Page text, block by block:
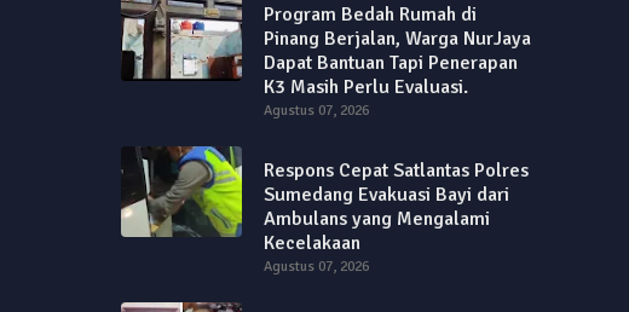
Program Bedah Rumah di
Pinang Berjalan, Warga NurJaya
Dapat Bantuan Tapi Penerapan
K3 Masih Perlu Evaluasi.
Agustus 07, 2026
Respons Cepat Satlantas Polres
Sumedang Evakuasi Bayi dari
Ambulans yang Mengalami
Kecelakaan
Agustus 07, 2026